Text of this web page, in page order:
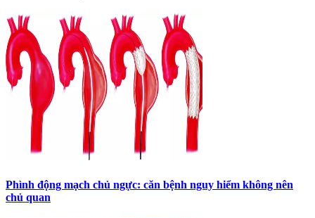
Phình động mạch chủ ngực: căn bệnh nguy hiểm không nên
chủ quan